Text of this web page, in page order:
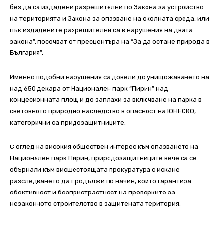
без да са издадени разрешителни по Закона за устройство
на територията и Закона за опазване на околната среда, или
пък издадените разрешителни са в нарушения на двата
закона”, посочват от пресцентъра на “За да остане природа в
България”.
Именно подобни нарушения са довели до унищожаването на
над 650 декара от Национален парк “Пирин” над
концесионната площ и до заплахи за включване на парка в
световното природно наследство в опасност на ЮНЕСКО,
категорични са придозащитниците.
С оглед на високия обществен интерес към опазването на
Национален парк Пирин, природозащитниците вече са се
обърнали към висшестоящата прокуратура с искане
разследването да продължи по начин, който гарантира
обективност и безпристрастност на проверките за
незаконното строителство в защитената територия.